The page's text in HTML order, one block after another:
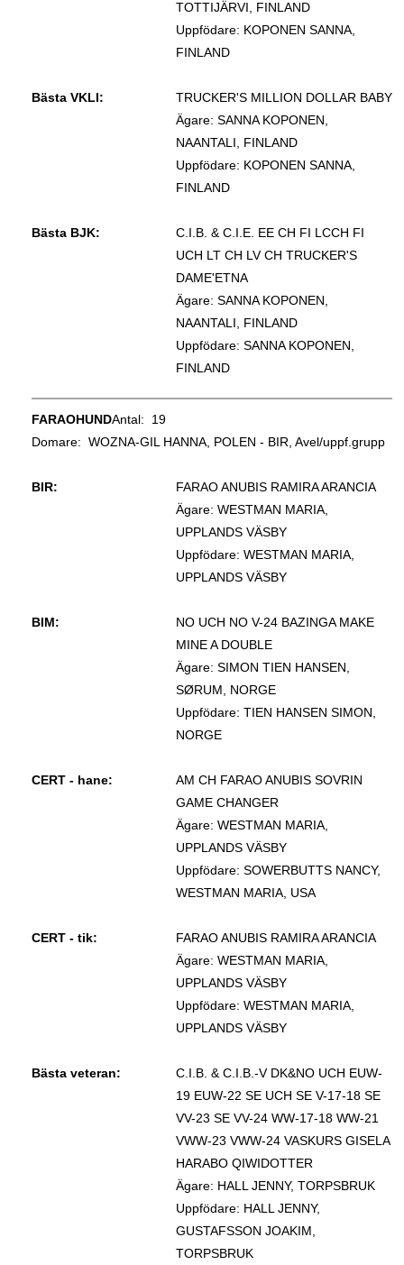
TOTTIJÄRVI, FINLAND
Uppfödare: KOPONEN SANNA,
FINLAND
Bästa VKLI:
TRUCKER'S MILLION DOLLAR BABY
Ägare: SANNA KOPONEN,
NAANTALI, FINLAND
Uppfödare: KOPONEN SANNA,
FINLAND
Bästa BJK:
C.I.B. & C.I.E. EE CH FI LCCH FI
UCH LT CH LV CH TRUCKER'S
DAME'ETNA
Ägare: SANNA KOPONEN,
NAANTALI, FINLAND
Uppfödare: SANNA KOPONEN,
FINLAND
FARAOHUNDAntal: 19
Domare: WOZNA-GIL HANNA, POLEN - BIR, Avel/uppf.grupp
BIR:
FARAO ANUBIS RAMIRA ARANCIA
Ägare: WESTMAN MARIA,
UPPLANDS VÄSBY
Uppfödare: WESTMAN MARIA,
UPPLANDS VÄSBY
BIM:
NO UCH NO V-24 BAZINGA MAKE
MINE A DOUBLE
Ägare: SIMON TIEN HANSEN,
SØRUM, NORGE
Uppfödare: TIEN HANSEN SIMON,
NORGE
CERT - hane:
AM CH FARAO ANUBIS SOVRIN
GAME CHANGER
Ägare: WESTMAN MARIA,
UPPLANDS VÄSBY
Uppfödare: SOWERBUTTS NANCY,
WESTMAN MARIA, USA
CERT - tik:
FARAO ANUBIS RAMIRA ARANCIA
Ägare: WESTMAN MARIA,
UPPLANDS VÄSBY
Uppfödare: WESTMAN MARIA,
UPPLANDS VÄSBY
Bästa veteran:
C.I.B. & C.I.B.-V DK&NO UCH EUW-
19 EUW-22 SE UCH SE V-17-18 SE
VV-23 SE VV-24 WW-17-18 WW-21
VWW-23 VWW-24 VASKURS GISELA
HARABO QIWIDOTTER
Ägare: HALL JENNY, TORPSBRUK
Uppfödare: HALL JENNY,
GUSTAFSSON JOAKIM,
TORPSBRUK